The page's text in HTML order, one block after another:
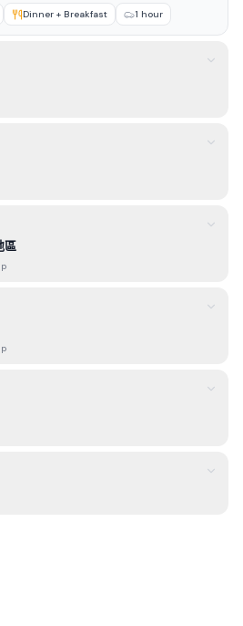
Dinner + Breakfast 1 hour
區